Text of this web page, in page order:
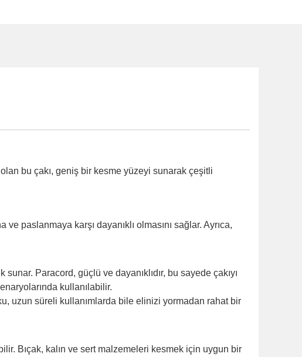
bu çakı, geniş bir kesme yüzeyi sunarak çeşitli
paslanmaya karşı dayanıklı olmasını sağlar. Ayrıca,
Paracord, güçlü ve dayanıklıdır, bu sayede çakıyı
kullanılabilir.
uzun süreli kullanımlarda bile elinizi yormadan rahat bir
Bıçak, kalın ve sert malzemeleri kesmek için uygun bir